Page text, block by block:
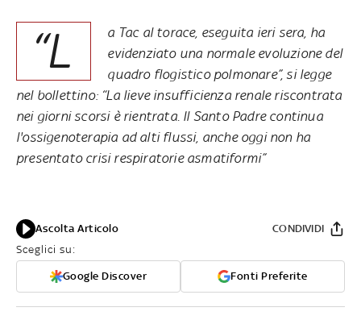
“L
a Tac al torace, eseguita ieri sera, ha
evidenziato una normale evoluzione del
quadro flogistico polmonare”, si legge
nel bollettino: “La lieve insufficienza renale riscontrata
nei giorni scorsi è rientrata. Il Santo Padre continua
l'ossigenoterapia ad alti flussi, anche oggi non ha
presentato crisi respiratorie asmatiformi”
Ascolta Articolo
Sceglici su:
Google Discover Fonti Preferite
CONDIVIDI